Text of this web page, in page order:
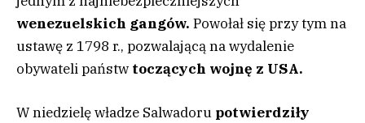
wenezuelskich gangów. Powołał się przy tym na
ustawę z 1798 r., pozwalającą na wydalenie
obywateli państw toczących wojnę z USA.
W niedzielę władze Salwadoru potwierdziły